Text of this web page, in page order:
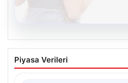
Kelebek sohbet
İletişimin Seviyeli
Piyasa Verileri